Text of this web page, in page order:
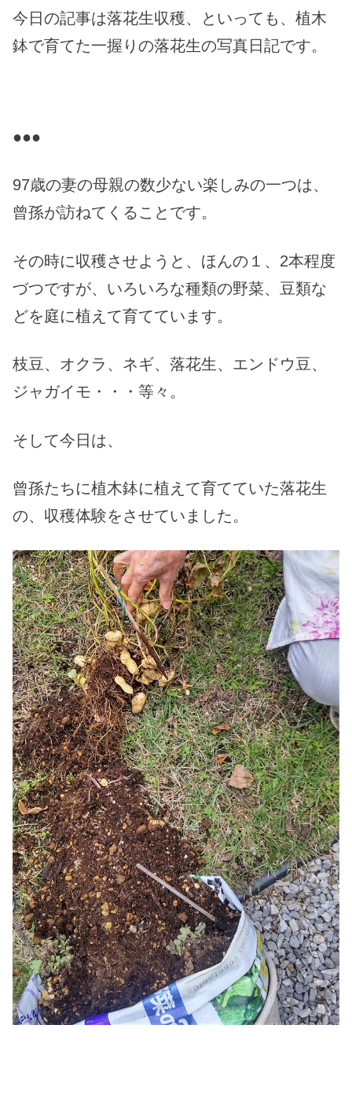
今日の記事は落花生収穫、といっても、植木
鉢で育てた一握りの落花生の写真日記です。
●●●
97歳の妻の母親の数少ない楽しみの一つは、
曾孫が訪ねてくることです。
その時に収穫させようと、ほんの１、2本程度
づつですが、いろいろな種類の野菜、豆類な
どを庭に植えて育てています。
枝豆、オクラ、ネギ、落花生、エンドウ豆、
ジャガイモ・・・等々。
そして今日は、
曾孫たちに植木鉢に植えて育てていた落花生
の、収穫体験をさせていました。